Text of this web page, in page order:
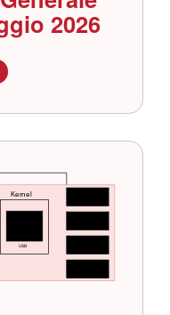
2026